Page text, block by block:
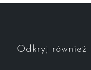
Odkryj również